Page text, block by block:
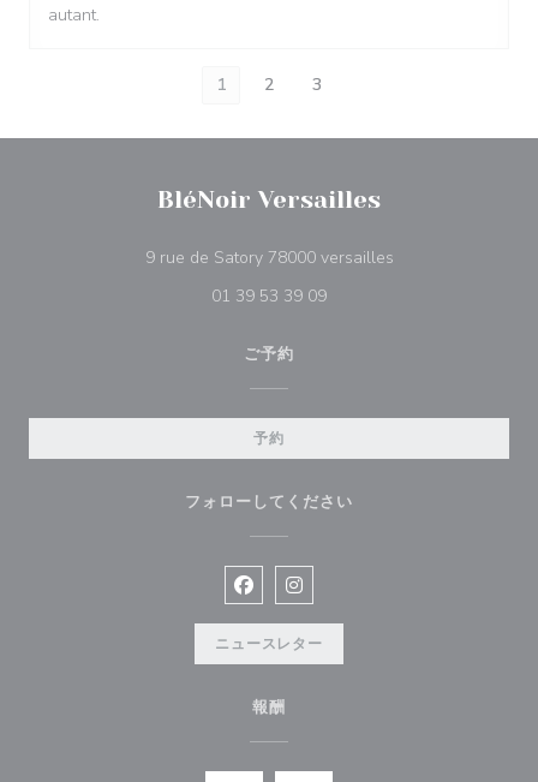
autant.
1 2 3
BléNoir Versailles
9 rue de Satory 78000 versailles((新しいウィンド
01 39 53 39 09
ご予約
予約
フォローしてください
Facebook ((新しいウィンドウで
Instagram ((新しいウィンド
ニュースレター
報酬